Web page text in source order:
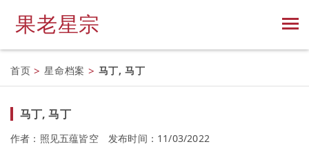
果老星宗
首页 > 星命档案 > 马丁, 马丁
马丁, 马丁
作者：照见五蕴皆空
发布时间：11/03/2022